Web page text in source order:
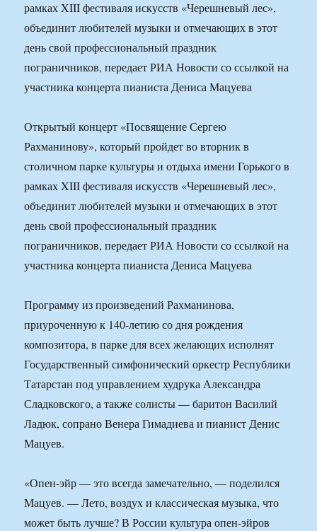
рамках XIII фестиваля искусств «Черешневый лес»,
объединит любителей музыки и отмечающих в этот
день свой профессиональный праздник
пограничников, передает РИА Новости со ссылкой на
участника концерта пианиста Дениса Мацуева
Открытый концерт «Посвящение Сергею
Рахманинову», который пройдет во вторник в
столичном парке культуры и отдыха имени Горького в
рамках XIII фестиваля искусств «Черешневый лес»,
объединит любителей музыки и отмечающих в этот
день свой профессиональный праздник
пограничников, передает РИА Новости со ссылкой на
участника концерта пианиста Дениса Мацуева
Программу из произведений Рахманинова,
приуроченную к 140-летию со дня рождения
композитора, в парке для всех желающих исполнят
Государственный симфонический оркестр Республики
Татарстан под управлением худрука Александра
Сладковского, а также солисты — баритон Василий
Ладюк, сопрано Венера Гимадиева и пианист Денис
Мацуев.
«Опен-эйр — это всегда замечательно, — поделился
Мацуев. — Лето, воздух и классическая музыка, что
может быть лучше? В России культура опен-эйров